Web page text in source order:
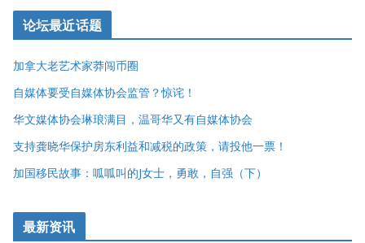
论坛最近话题
加拿大老艺术家莽闯币圈
自媒体要受自媒体协会监管？惊诧！
华文媒体协会琳琅满目，温哥华又有自媒体协会
支持龚晓华保护房东利益和减税的政策，请投他一票！
加国移民故事：呱呱叫的J女士，勇敢，自强（下）
最新资讯